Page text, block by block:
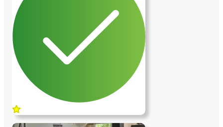
me tenir en forme. Mais je suis souvent
seul et j'ai beaucoup de place alors je me
suis dit qu'il était peut être bien de pouvoir
proposer cet espace à un jeune étudiant ou
jeune travailleur, qui pourrait me tenir un
peu compagnie, m'aider pour les courses
et d'autres petites choses de la vie de tous
les jours. J'ai 2 filles qui vivent loin et elles
ne sont pas pressées de me voir rentrer en
maison de retraite. Elles préfèrent me
savoir heureux chez moi.